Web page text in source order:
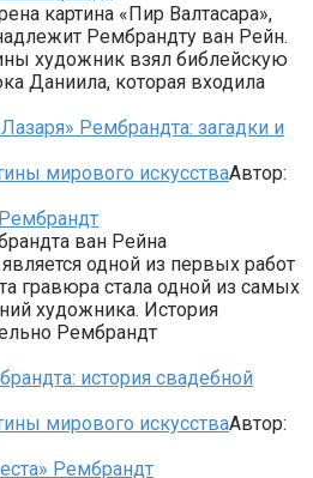
картина «Пир Валтасара»,
Рембрандту ван Рейн.
художник взял библейскую
Даниила, которая входила
Рембрандта: загадки и
мирового искусстваАвтор:
ван Рейна
одной из первых работ
гравюра стала одной из самых
художника. История
Рембрандт
история свадебной
мирового искусстваАвтор: